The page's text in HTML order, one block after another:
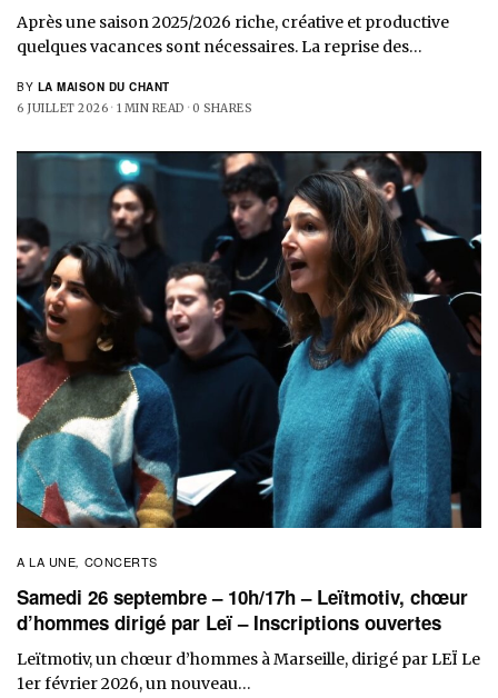
Après une saison 2025/2026 riche, créative et productive
quelques vacances sont nécessaires. La reprise des…
BY LA MAISON DU CHANT
6 JUILLET 2026 1 MIN READ 0 SHARES
A LA UNE, CONCERTS
Samedi 26 septembre – 10h/17h – Leïtmotiv, chœur
d’hommes dirigé par Leï – Inscriptions ouvertes
Leïtmotiv, un chœur d’hommes à Marseille, dirigé par LEÏ Le
1er février 2026, un nouveau…